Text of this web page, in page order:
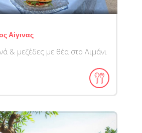
Αίγινας
& μεζέδες με θέα στο Λιμάνι